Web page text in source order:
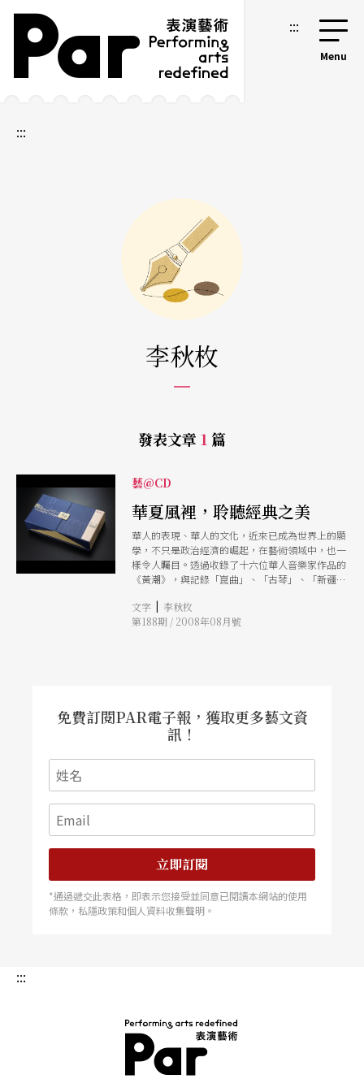
跳到主要內容區塊
網站導覽 :::
:::
李秋枚
發表文章 1 篇
藝@CD
華夏風裡，聆聽經典之美
華人的表現、華人的文化，近來已成為世界上的顯
學，不只是政治經濟的崛起，在藝術領域中，也一
樣令人矚目。透過收錄了十六位華人音樂家作品的
《黃潮》，與記錄「崑曲」、「古琴」、「新疆維
物質文化遺產名單之藝術的《瑰寶》，可以一次瀏
覽華人音樂藝術的經典之美。
文字 | 李秋枚
第188期 / 2008年08月號
免費訂閱PAR電子報，獲取更多藝文資
訊！
立即訂閱
*通過遞交此表格，即表示您接受並同意已閱讀本網站的使用
條款，私隱政策和個人資料收集聲明。
:::